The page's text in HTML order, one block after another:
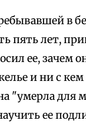
в
пять лет,
ее, зачем
и ни с
"умерла для
ее